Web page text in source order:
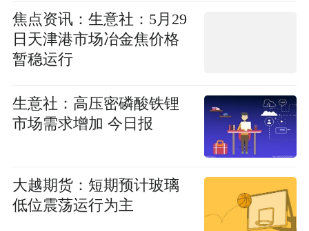
焦点资讯：生意社：5月29
日天津港市场冶金焦价格
暂稳运行
生意社：高压密磷酸铁锂
市场需求增加 今日报
大越期货：短期预计玻璃
低位震荡运行为主